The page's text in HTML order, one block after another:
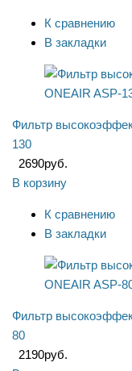
К сравнению
В закладки
Фильтр
130
2690руб.
В корзину
К сравнению
В закладки
Фильтр
80
2190руб.